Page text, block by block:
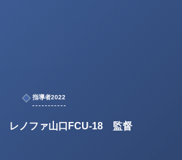
指導者2022
レノファ山口FCU-18 監督